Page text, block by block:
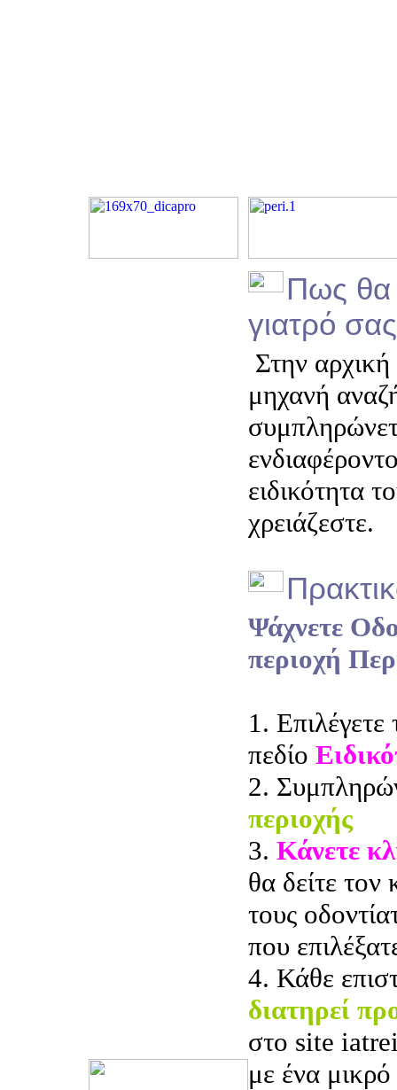
Πως θα
γιατρό σας
Στην
μηχανή
ειδικότητα
χρειάζεστε.
Ψάχνετε
περιοχή
1. Επιλέγετε
πεδίο
2.
περιοχής
3. Κάνετε
θα δείτε
τους
που
4. Κάθε
διατηρεί
στο site
με ένα